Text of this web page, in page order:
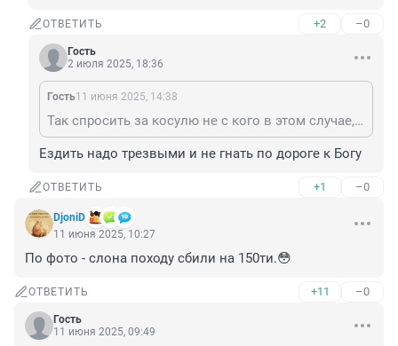
ОТВЕТИТЬ +2 –0
Гость
2 июля 2025, 18:36
Гость11 июня 2025, 14:38
Так спросить за косулю не с кого в этом случае, и не волнует поэтому "что с косулей".
Ездить надо трезвыми и не гнать по дороге к Богу
ОТВЕТИТЬ +1 –0
DjoniD
11 июня 2025, 10:27
По фото - слона походу сбили на 150ти.😳
ОТВЕТИТЬ +11 –0
Гость
11 июня 2025, 09:49